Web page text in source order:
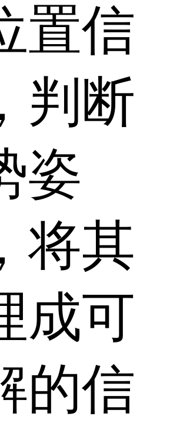
置信
判断
姿
将其
成可
的信